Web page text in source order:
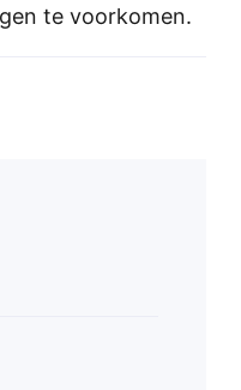
te voorkomen.